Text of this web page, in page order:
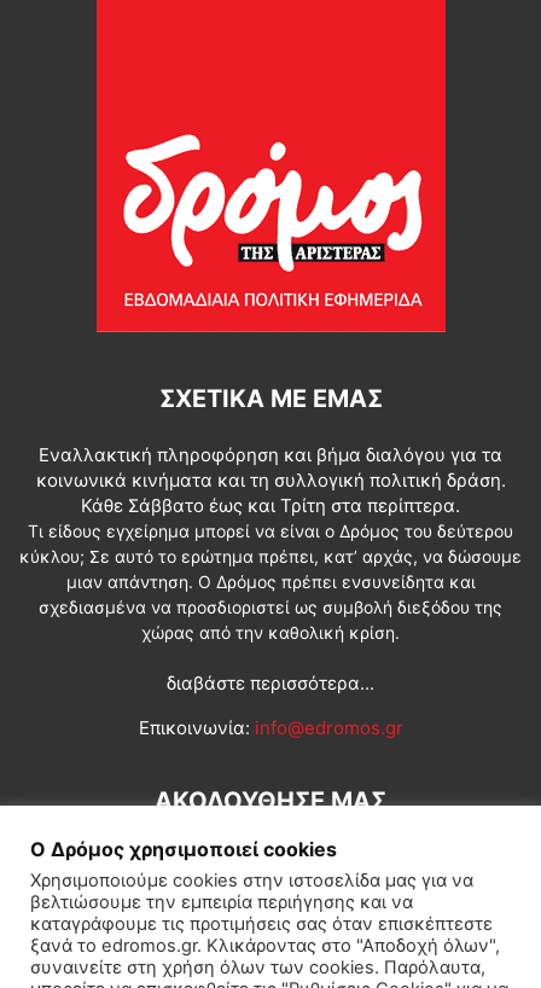
ΣΧΕΤΙΚΆ ΜΕ ΕΜΆΣ
Εναλλακτική πληροφόρηση και βήμα διαλόγου για τα
κοινωνικά κινήματα και τη συλλογική πολιτική δράση.
Κάθε Σάββατο έως και Τρίτη στα περίπτερα.
Τι είδους εγχείρημα μπορεί να είναι ο Δρόμος του δεύτερου
κύκλου; Σε αυτό το ερώτημα πρέπει, κατ’ αρχάς, να δώσουμε
μιαν απάντηση. Ο Δρόμος πρέπει ενσυνείδητα και
σχεδιασμένα να προσδιοριστεί ως συμβολή διεξόδου της
χώρας από την καθολική κρίση.
διαβάστε περισσότερα...
Επικοινωνία: info@edromos.gr
ΑΚΟΛΟΥΘΗΣΕ ΜΑΣ
Εγγραφή συνδρομητή Πολιτική Διεθνή Κοινωνία
Ο Δρόμος χρησιμοποιεί cookies
Χρησιμοποιούμε cookies στην ιστοσελίδα μας για να
βελτιώσουμε την εμπειρία περιήγησης και να
καταγράφουμε τις προτιμήσεις σας όταν επισκέπτεστε
ξανά το edromos.gr. Κλικάροντας στο "Αποδοχή όλων",
συναινείτε στη χρήση όλων των cookies. Παρόλαυτα,